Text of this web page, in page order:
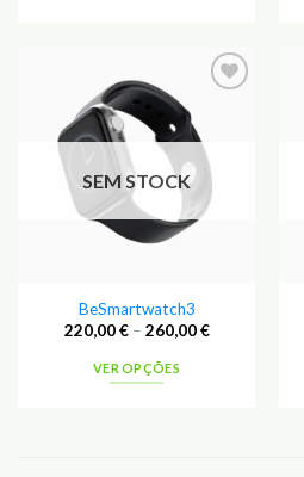
SEM STOCK
BeSmartwatch3
220,00€– 260,00€
VER OPÇÕES